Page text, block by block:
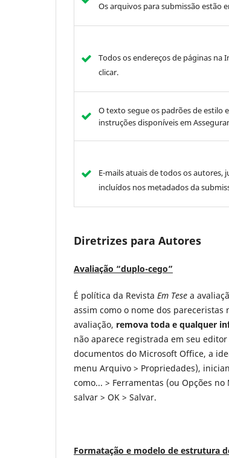
Os arquivos para submissão estão
Todos os endereços de páginas na
clicar.
O texto segue os padrões de estilo
instruções disponíveis em
E-mails atuais de todos os autores,
incluídos nos metadados da
Diretrizes para Autores
Avaliação “duplo-cego”
É política da Revista Em Tese a
assim como o nome dos
avaliação, remova toda e qualquer
não aparece registrada em seu
documentos do Microsoft Office, a
menu Arquivo > Propriedades),
como... > Ferramentas (ou Opções
salvar > OK > Salvar.
Formatação e modelo de estrutura